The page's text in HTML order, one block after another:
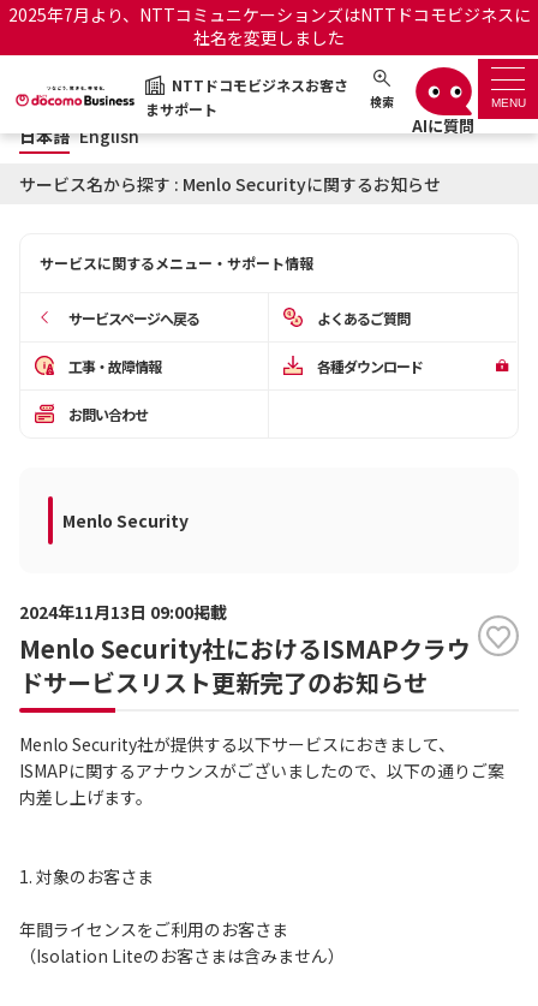
2025年7月より、NTTコミュニケーションズはNTTドコモビジネスに
社名を変更しました
NTTドコモビジネスお客さ
まサポート
検索 MENU
NTTドコモビジネスお客さまサポート 日本語 English
サポートトップ
お知らせ サポートサイトの使い方
OCNのお客さまはこちら
日本語 English
サービス名から探す : Menlo Securityに関するお知らせ
サービスに関するメニュー・サポート情報
サービスページへ戻る よくあるご質問
工事・故障情報 各種ダウンロード
お問い合わせ
Menlo Security
2024年11月13日 09:00掲載
Menlo Security社におけるISMAPクラウ
ドサービスリスト更新完了のお知らせ
Menlo Security社が提供する以下サービスにおきまして、
ISMAPに関するアナウンスがございましたので、以下の通りご案
内差し上げます。
1. 対象のお客さま
年間ライセンスをご利用のお客さま
（Isolation Liteのお客さまは含みません）